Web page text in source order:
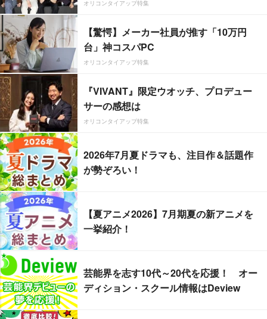
オリコンタイアップ特集
【驚愕】メーカー社員が推す「10万円
台」神コスパPC
オリコンタイアップ特集
『VIVANT』限定ウオッチ、プロデュー
サーの感想は
オリコンタイアップ特集
2026年7月夏ドラマも、注目作＆話題作
が勢ぞろい！
【夏アニメ2026】7月期夏の新アニメを
一挙紹介！
芸能界を志す10代～20代を応援！ オー
ディション・スクール情報はDeview